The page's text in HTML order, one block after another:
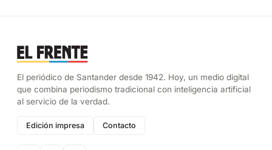
El periódico de Santander desde 1942. Hoy, un medio digital
que combina periodismo tradicional con inteligencia artificial
al servicio de la verdad.
Edición impresa Contacto